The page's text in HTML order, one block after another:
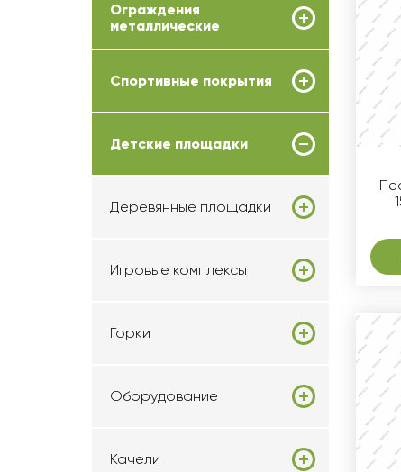
Ограждения
металлические
Спортивные покрытия
Детские площадки
Деревянные площадки
Игровые комплексы
Горки
Оборудование
Качели